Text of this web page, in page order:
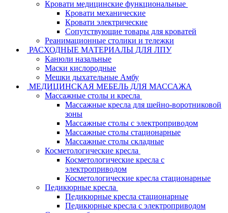
Кровати медицинские функциональные
Кровати механические
Кровати электрические
Сопутствующие товары для кроватей
Реанимационные столики и тележки
РАСХОДНЫЕ МАТЕРИАЛЫ ДЛЯ ЛПУ
Канюли назальные
Маски кислородные
Мешки дыхательные Амбу
МЕДИЦИНСКАЯ МЕБЕЛЬ ДЛЯ МАССАЖА
Массажные столы и кресла
Массажные кресла для шейно-воротниковой
зоны
Массажные столы с электроприводом
Массажные столы стационарные
Массажные столы складные
Косметологические кресла
Косметологические кресла с
электроприводом
Косметологические кресла стационарные
Педикюрные кресла
Педикюрные кресла стационарные
Педикюрные кресла с электроприводом